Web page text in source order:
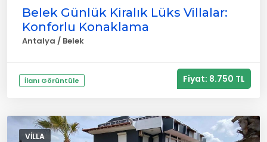
Belek Günlük Kiralık Lüks Villalar:
Konforlu Konaklama
Antalya / Belek
İlanı Görüntüle Fiyat: 8.750 TL
VILLA